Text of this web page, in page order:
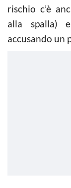
rischio c’è
alla spalla)
accusando un